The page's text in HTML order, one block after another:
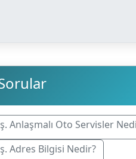
Anlaşmalı Oto Servisler
Adres Bilgisi Nedir?